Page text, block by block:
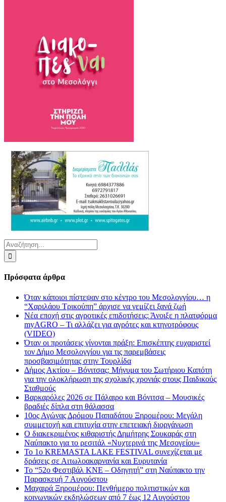
Αναζήτηση
για:
Πρόσφατα άρθρα
Όταν κάποιοι πίστεψαν στο κέντρο του Μεσολογγίου… η
“Χαριλάου Τρικούπη” άρχισε να γεμίζει ξανά ζωή
Νέα εποχή στις αγροτικές επιδοτήσεις: Άνοιξε η πλατφόρμα
myAGRO – Τι αλλάζει για αγρότες και κτηνοτρόφους
(VIDEO)
Όταν οι προτάσεις γίνονται πράξη: Επισκέπτης ευχαριστεί
τον Δήμο Μεσολογγίου για τις παρεμβάσεις
προσβασιμότητας στην Τουρλίδα
Δήμος Ακτίου – Βόνιτσας: Μήνυμα του Σωτήριου Καπότη
για την ολοκλήρωση της σχολικής χρονιάς στους Παιδικούς
Σταθμούς
Βαρκαρόλες 2026 σε Πάλαιρο και Βόνιτσα – Μουσικές
βραδιές δίπλα στη θάλασσα
10ος Αγώνας Δρόμου Παπαδάτου Ξηρομέρου: Μεγάλη
συμμετοχή και επιτυχία στην επετειακή διοργάνωση
Ο διακεκριμένος κιθαριστής Δημήτρης Σουκαράς στη
Ναύπακτο για το ρεσιτάλ «Νυχτερινά της Μεσογείου»
Το 1ο KREMASTA LAKE FESTIVAL συνεχίζεται με
δράσεις σε Αιτωλοακαρνανία και Ευρυτανία
Το “52ο Φεστιβάλ ΚΝΕ – Οδηγητή” στη Ναύπακτο την
Παρασκευή 7 Αυγούστου
Μαχαιρά Ξηρομέρου: Πενθήμερο πολιτιστικών και
κοινωνικών εκδηλώσεων από 7 έως 12 Αυγούστου